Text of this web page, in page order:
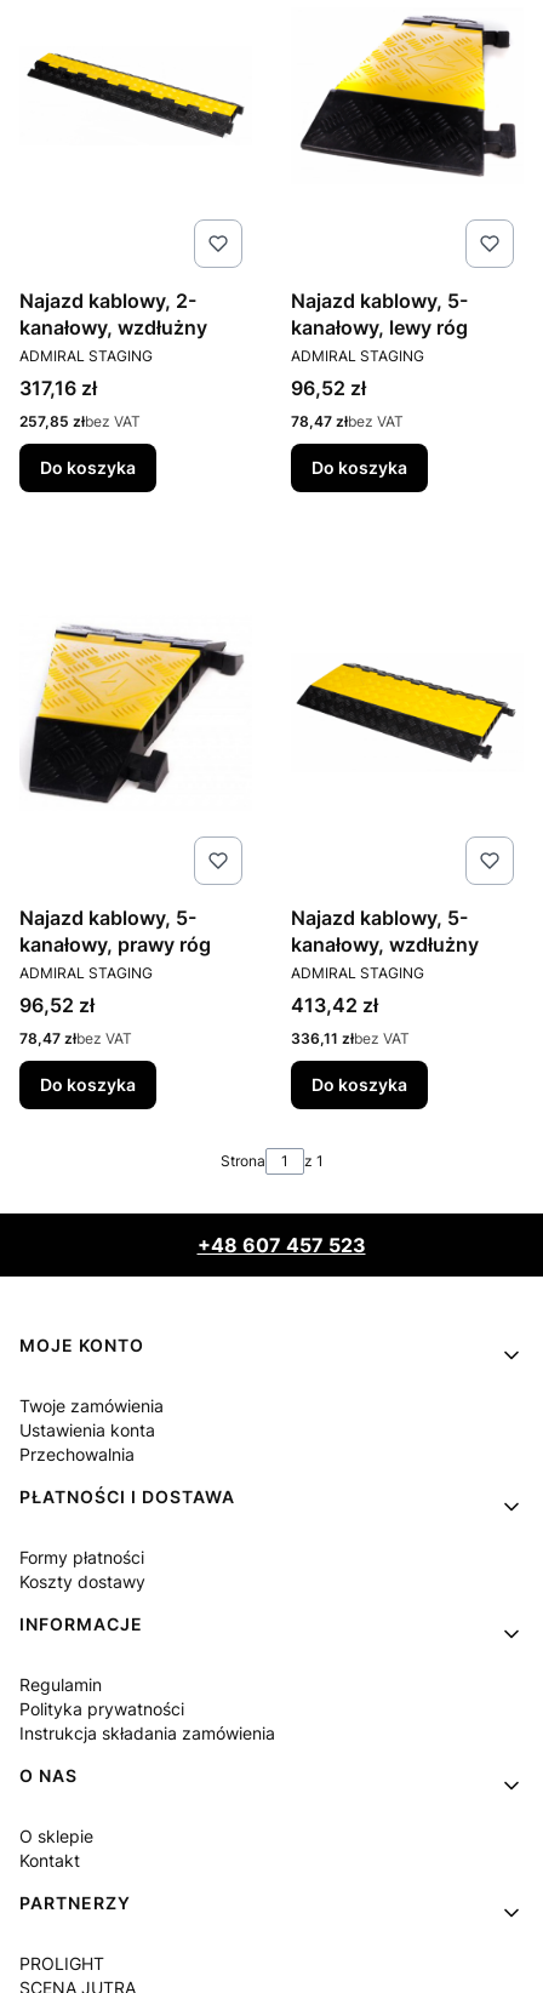
Najazd kablowy, 2-
kanałowy, wzdłużny
PRODUCENT
ADMIRAL STAGING
Cena
317,16 zł
Cena
257,85 złbez VAT
Do koszyka
Najazd kablowy, 5-
kanałowy, lewy róg
PRODUCENT
ADMIRAL STAGING
Cena
96,52 zł
Cena
78,47 złbez VAT
Do koszyka
Najazd kablowy, 5-
kanałowy, prawy róg
PRODUCENT
ADMIRAL STAGING
Cena
96,52 zł
Cena
78,47 złbez VAT
Do koszyka
Najazd kablowy, 5-
kanałowy, wzdłużny
PRODUCENT
ADMIRAL STAGING
Cena
413,42 zł
Cena
336,11 złbez VAT
Do koszyka
Strona z 1
+48 607 457 523
Linki w stopce
MOJE KONTO
Twoje zamówienia
Ustawienia konta
Przechowalnia
PŁATNOŚCI I DOSTAWA
Formy płatności
Koszty dostawy
INFORMACJE
Regulamin
Polityka prywatności
Instrukcja składania zamówienia
O NAS
O sklepie
Kontakt
PARTNERZY
PROLIGHT
SCENA JUTRA